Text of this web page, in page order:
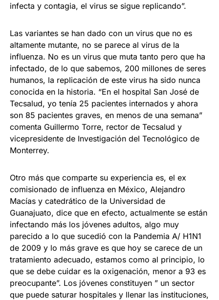
infecta y contagia, el virus se sigue replicando”.
Las variantes se han dado con un virus que no es
altamente mutante, no se parece al virus de la
influenza. No es un virus que muta tanto pero que ha
infectado, de lo que sabemos, 200 millones de seres
humanos, la replicación de este virus ha sido nunca
conocida en la historia. “En el hospital San José de
Tecsalud, yo tenía 25 pacientes internados y ahora
son 85 pacientes graves, en menos de una semana”
comenta Guillermo Torre, rector de Tecsalud y
vicepresidente de Investigación del Tecnológico de
Monterrey.
Otro más que comparte su experiencia es, el ex
comisionado de influenza en México, Alejandro
Macías y catedrático de la Universidad de
Guanajuato, dice que en efecto, actualmente se están
infectando más los jóvenes adultos, algo muy
parecido a lo que sucedió con la Pandemia A/ H1N1
de 2009 y lo más grave es que hoy se carece de un
tratamiento adecuado, estamos como al principio, lo
que se debe cuidar es la oxigenación, menor a 93 es
preocupante”. Los jóvenes constituyen ” un sector
que puede saturar hospitales y llenar las instituciones,